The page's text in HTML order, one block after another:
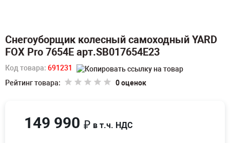
Снегоуборщик колесный самоходный YARD
FOX Pro 7654E арт.SB017654E23
Код товара: 691231
Рейтинг товара:
0 оценок
149 990 ₽ в т.ч. НДС